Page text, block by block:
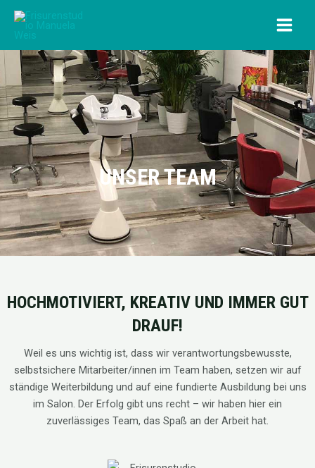
Zum
Inhalt
UNSER TEAM
HOCHMOTIVIERT, KREATIV UND IMMER GUT
DRAUF!
Weil es uns wichtig ist, dass wir verantwortungsbewusste,
selbstsichere Mitarbeiter/innen im Team haben, setzen wir auf
ständige Weiterbildung und auf eine fundierte Ausbildung bei uns
im Salon. Der Erfolg gibt uns recht – wir haben hier ein
zuverlässiges Team, das Spaß an der Arbeit hat.